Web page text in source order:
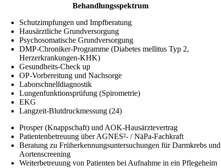
Behandlungsspektrum
Schutzimpfungen und Impfberatung
Hausärztliche Grundversorgung
Psychosomatische Grundversorgung
DMP-Chroniker-Programme (Diabetes mellitus Typ 2,
Herzerkrankungen-KHK)
Gesundheits-Check up
OP-Vorbereitung und Nachsorge
Laborschnelldiagnostik
Lungenfunktionsprüfung (Spirometrie)
EKG
Langzeit-Blutdruckmessung (24)
Prosper (Knappschaft) und AOK-Hausärztevertrag
Patientenbetreuung über AGNES²- / NäPa-Fachkraft
Beratung zu Früherkennungsuntersuchungen für Darmkrebs und
Aortenscreening
Weiterbetreuung von Patienten bei Aufnahme in ein Pflegeheim